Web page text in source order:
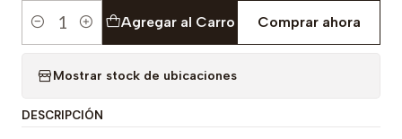
Cantidad
Agregar al Carro Comprar ahora
Mostrar stock de ubicaciones
DESCRIPCIÓN